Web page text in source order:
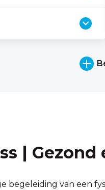
| Gezond
begeleiding van een